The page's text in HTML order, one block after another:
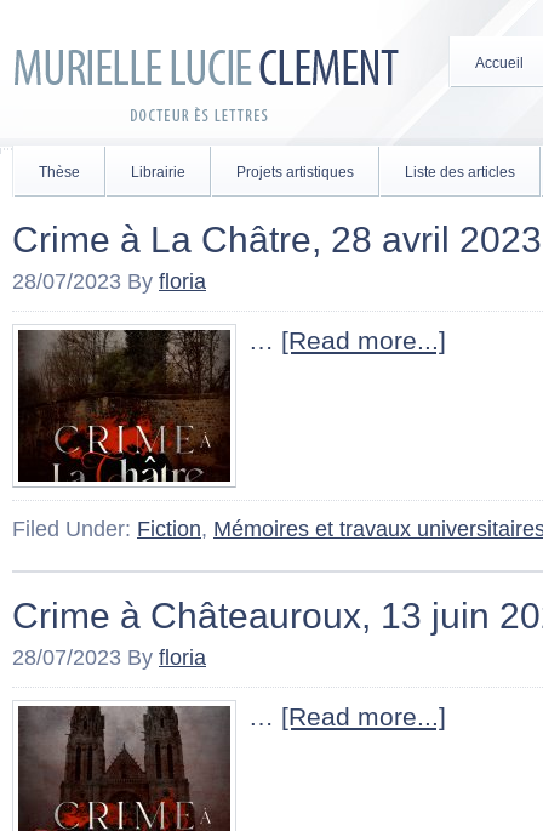
Accueil
Thèse Librairie Projets artistiques Liste des articles
Crime à La Châtre, 28 avril
28/07/2023 By floria
… [Read more...]
Filed Under: Fiction, Mémoires et travaux
Crime à Châteauroux, 13 juin
28/07/2023 By floria
… [Read more...]